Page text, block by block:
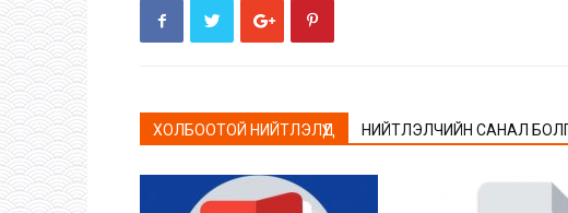
ХОЛБООТОЙ НИЙТЛЭЛҮҮД НИЙТЛЭЛЧИЙН САНАЛ